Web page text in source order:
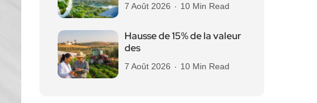
7 Août 2026 10 Min Read
Hausse de 15% de la valeur
des
7 Août 2026 10 Min Read